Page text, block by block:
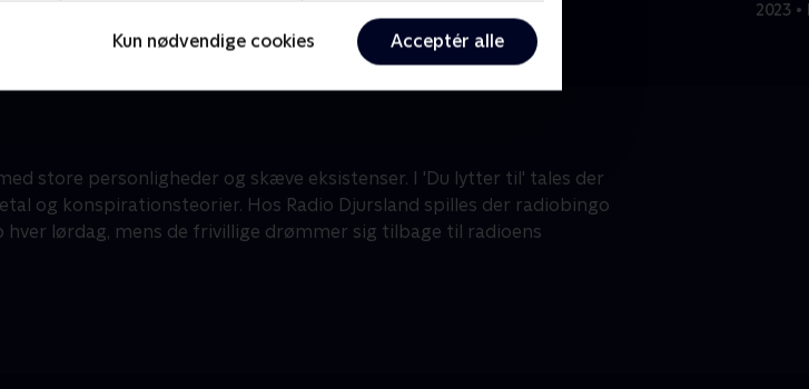
Kun nødvendige cookies Acceptér alle
2023
store personligheder og skæve eksistenser. I 'Du lytter til' tales der
og konspirationsteorier. Hos Radio Djursland spilles der radiobingo
hver lørdag, mens de frivillige drømmer sig tilbage til radioens